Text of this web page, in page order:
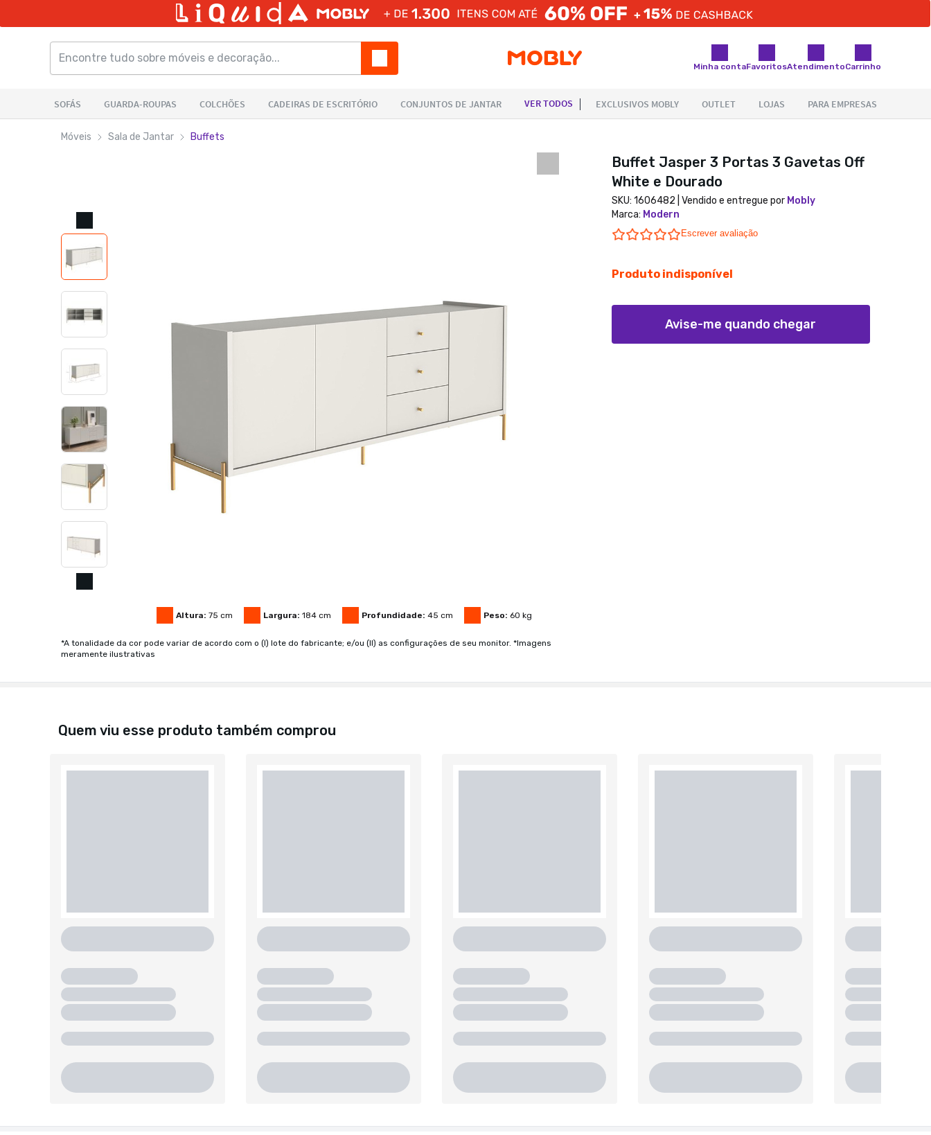
Minha contaFavoritosAtendimentoCarrinho
Móveis Sala de Jantar Buffets
Altura: 75 cm Largura: 184cm Profundidade: 45 cm Peso: 60 kg
*A tonalidade da cor pode variar de acordo com o (I) lote do fabricante; e/ou (II) as configurações de seu monitor. *Imagens
meramente ilustrativas
Buffet Jasper 3 Portas 3 Gavetas Off
White e Dourado
SKU: 1606482 | Vendido e entregue por Mobly
Marca: Modern
0.0 star rating
Escrever avaliação
Produto indisponível
Avise-me quando chegar
Quem viu esse produto também comprou